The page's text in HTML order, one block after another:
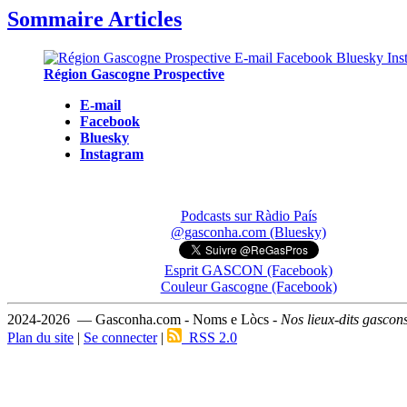
Sommaire Articles
Région Gascogne Prospective
E-mail
Facebook
Bluesky
Instagram
Podcasts sur Ràdio País
@gasconha.com (Bluesky)
Esprit GASCON (Facebook)
Couleur Gascogne (Facebook)
2024-2026 — Gasconha.com - Noms e Lòcs - Nos lieux-dits
Plan du site | Se connecter| RSS 2.0